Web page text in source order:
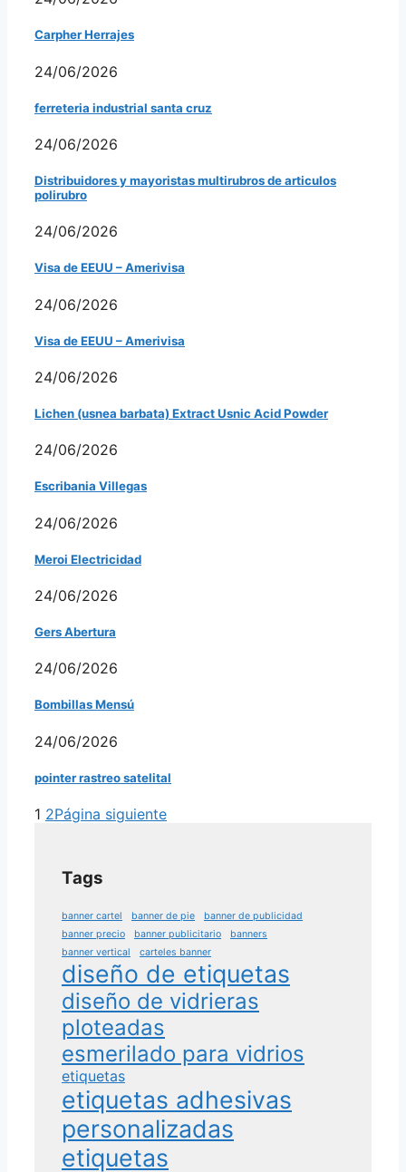
Carpher Herrajes
24/06/2026
ferreteria industrial santa cruz
24/06/2026
Distribuidores y mayoristas multirubros de articulos
polirubro
24/06/2026
Visa de EEUU – Amerivisa
24/06/2026
Visa de EEUU – Amerivisa
24/06/2026
Lichen (usnea barbata) Extract Usnic Acid Powder
24/06/2026
Escribania Villegas
24/06/2026
Meroi Electricidad
24/06/2026
Gers Abertura
24/06/2026
Bombillas Mensú
24/06/2026
pointer rastreo satelital
1 2Página siguiente
Tags
banner cartel banner de pie
banner de publicidad
banner precio
banner publicitario
banners
banner vertical
carteles banner
diseño de etiquetas
diseño de vidrieras
ploteadas
esmerilado para vidrios
etiquetas
etiquetas adhesivas
personalizadas
etiquetas